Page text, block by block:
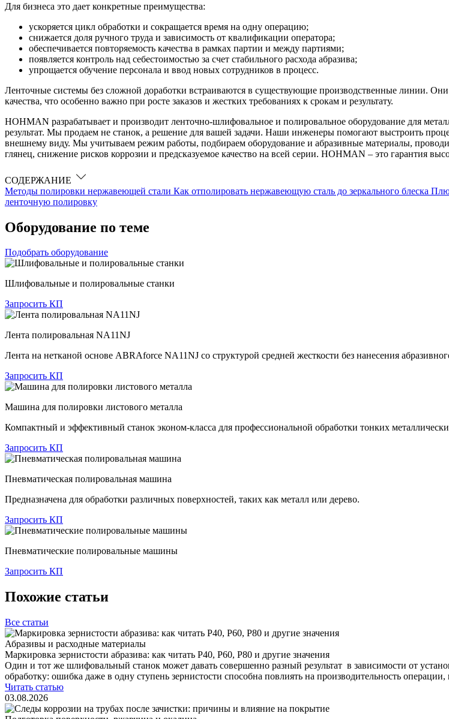
Для бизнеса это дает конкретные преимущества:
ускоряется цикл обработки и сокращается время на одну операцию;
снижается доля ручного труда и зависимость от квалификации оператора;
обеспечивается повторяемость качества в рамках партии и между партиями;
появляется контроль над себестоимостью за счет стабильного расхода абразива;
упрощается обучение персонала и ввод новых сотрудников в процесс.
Ленточные системы без сложной доработки встраиваются в существующие производственные линии.
качества, что особенно важно при росте заказов и жестких требованиях к срокам и результату.
HOHMAN разрабатывает и производит ленточно-шлифовальное и полировальное оборудование для
результат. Мы продаем не станок, а решение для вашей задачи. Наши инженеры помогают выстроить
внешнему виду. Мы учитываем режим работы, подбираем оборудование и абразивные материалы,
глянец, снижение рисков коррозии и предсказуемое качество на всей серии. HOHMAN – это гарантия
СОДЕРЖАНИЕ
Методы полировки нержавеющей стали Как отполировать нержавеющую сталь до зеркального блеска
ленточную полировку
Оборудование по теме
Подобрать оборудование
Шлифовальные и полировальные станки
Запросить КП
Лента полировальная NA11NJ
Лента на нетканой основе ABRAforce NA11NJ со структурой средней жесткости без нанесения
Запросить КП
Машина для полировки листового металла
Компактный и эффективный станок эконом-класса для профессиональной обработки тонких
Запросить КП
Пневматическая полировальная машина
Предназначена для обработки различных поверхностей, таких как металл или дерево.
Запросить КП
Пневматические полировальные машины
Запросить КП
Похожие статьи
Все статьи
Абразивы и расходные материалы
Маркировка зернистости абразива: как читать P40, P60, P80 и другие значения
Один и тот же шлифовальный станок может давать совершенно разный результат в зависимости от
обработку: ошибка даже в одну ступень зернистости способна повлиять на производительность
Читать статью
03.08.2026